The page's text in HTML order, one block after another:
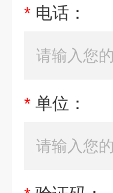
* 电话：
* 单位：